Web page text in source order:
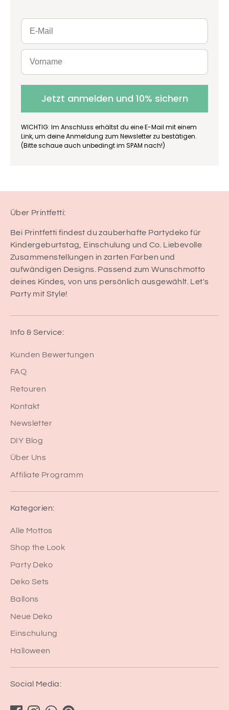
Jetzt anmelden und 10% sichern
WICHTIG: Im Anschluss erhältst du eine E-Mail mit einem
Link, um deine Anmeldung zum Newsletter zu bestätigen.
(Bitte schaue auch unbedingt im SPAM nach!)
Über Printfetti:
Bei Printfetti findest du zauberhafte Partydeko für
Kindergeburtstag, Einschulung und Co. Liebevolle
Zusammenstellungen in zarten Farben und
aufwändigen Designs. Passend zum Wunschmotto
deines Kindes, von uns persönlich ausgewählt. Let's
Party mit Style!
Info & Service:
Kunden Bewertungen
FAQ
Retouren
Kontakt
Newsletter
DIY Blog
Über Uns
Affiliate Programm
Kategorien:
Alle Mottos
Shop the Look
Party Deko
Deko Sets
Ballons
Neue Deko
Einschulung
Halloween
Social Media: